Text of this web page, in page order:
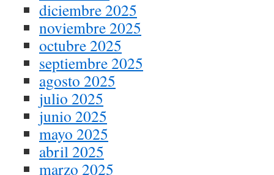
diciembre 2025
noviembre 2025
octubre 2025
septiembre 2025
agosto 2025
julio 2025
junio 2025
mayo 2025
abril 2025
marzo 2025